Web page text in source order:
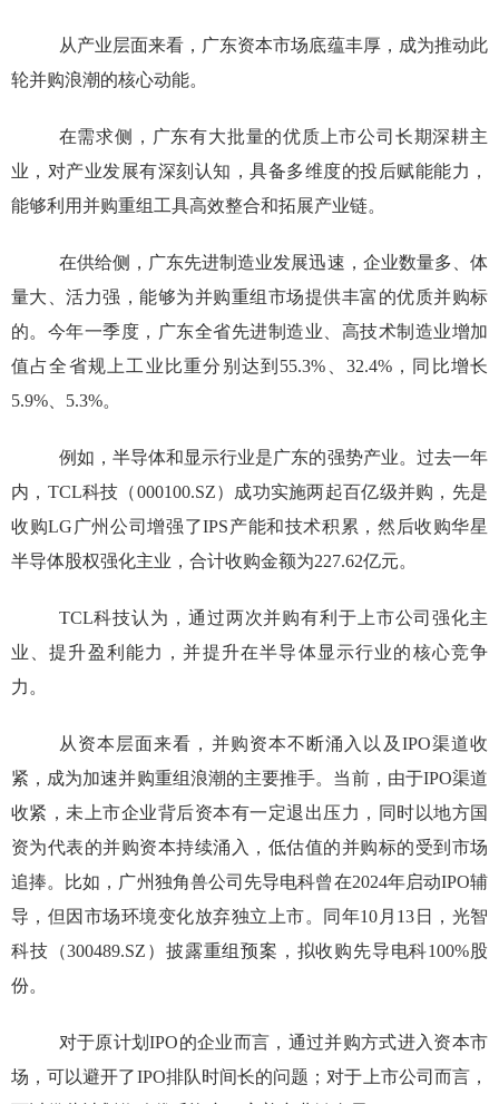
从产业层面来看，广东资本市场底蕴丰厚，成为推动此
轮并购浪潮的核心动能。
在需求侧，广东有大批量的优质上市公司长期深耕主
业，对产业发展有深刻认知，具备多维度的投后赋能能力，
能够利用并购重组工具高效整合和拓展产业链。
在供给侧，广东先进制造业发展迅速，企业数量多、体
量大、活力强，能够为并购重组市场提供丰富的优质并购标
的。今年一季度，广东全省先进制造业、高技术制造业增加
值占全省规上工业比重分别达到 55.3% 、 32.4%，同比增长
5.9%、 5.3%。
例如，半导体和显示行业是广东的强势产业。过去一年
内， TCL科技（000100.SZ）成功实施两起百亿级并购，先是
收购LG广州公司增强了IPS产能和技术积累，然后收购华星
半导体股权强化主业，合计收购金额为227.62亿元。
TCL科技认为，通过两次并购有利于上市公司强化主
业、提升盈利能力，并提升在半导体显示行业的核心竞争
力。
从资本层面来看，并购资本不断涌入以及 IPO渠道收
紧，成为加速并购重组浪潮的主要推手。当前，由于IPO渠道
收紧，未上市企业背后资本有一定退出压力，同时以地方国
资为代表的并购资本持续涌入，低估值的并购标的受到市场
追捧。比如，广州独角兽公司先导电科曾在2024年启动IPO辅
导，但因市场环境变化放弃独立上市。同年10月 13 日，光智
科技（300489.SZ ）披露重组预案，拟收购先导电科100%股
份。
对于原计划IPO的企业而言，通过并购方式进入资本市
场，可以避开了IPO排队时间长的问题；对于上市公司而言，